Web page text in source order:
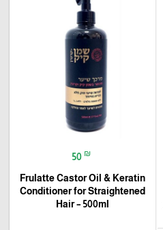
50 ₪
Frulatte Castor Oil & Keratin
Conditioner for Straightened
Hair – 500ml